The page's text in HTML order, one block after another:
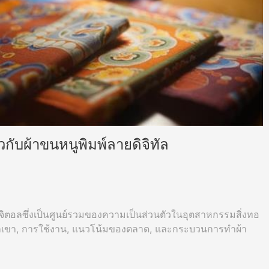
กับผ้าขนหนูพิมพ์ลายดิจิทัล
ลซึ่งเป็นศูนย์รวมของความเป็นส่วนตัวในอุตสาหกรรมสิ่งทอ
ขา, การใช้งาน, แนวโน้มของตลาด, และกระบวนการทำผ้า